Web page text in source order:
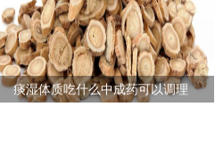
痰湿体质吃什么中成药可以调理